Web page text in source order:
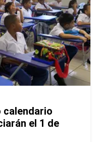
calendario
el 1 de